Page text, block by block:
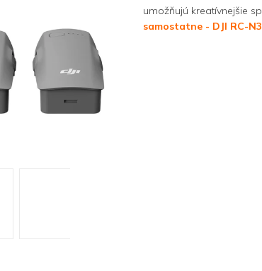
umožňujú kreatívnejšie
samostatne - DJI RC-